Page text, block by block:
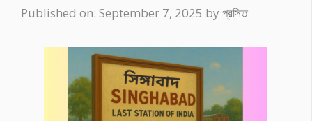
Published on: September 7, 2025 by প্রসিত